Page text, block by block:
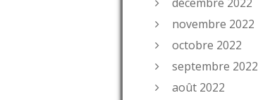
novembre 2022
octobre 2022
septembre 2022
août 2022